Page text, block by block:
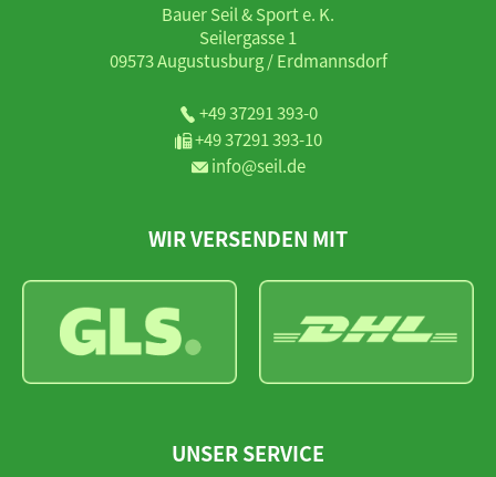
Bauer Seil & Sport e. K.
Seilergasse 1
09573 Augustusburg / Erdmannsdorf
+49 37291 393-0
+49 37291 393-10
info@seil.de
WIR VERSENDEN MIT
UNSER SERVICE